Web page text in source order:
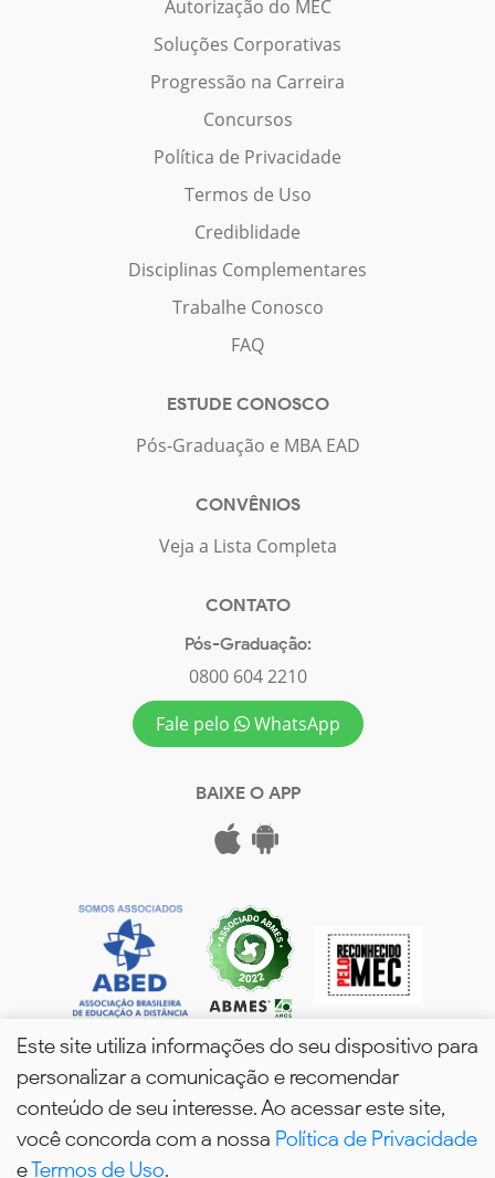
Autorização do MEC
Soluções Corporativas
Progressão na Carreira
Concursos
Política de Privacidade
Termos de Uso
Crediblidade
Disciplinas Complementares
Trabalhe Conosco
FAQ
ESTUDE CONOSCO
Pós-Graduação e MBA EAD
CONVÊNIOS
Veja a Lista Completa
CONTATO
Pós-Graduação:
0800 604 2210
Fale pelo
WhatsApp
BAIXE O APP
wPós - 2026. Todos os Direitos Reservados.
Este site utiliza informações do seu dispositivo para
personalizar a comunicação e recomendar
conteúdo de seu interesse. Ao acessar este site,
você concorda com a nossa Política de Privacidade
eTermos de Uso.